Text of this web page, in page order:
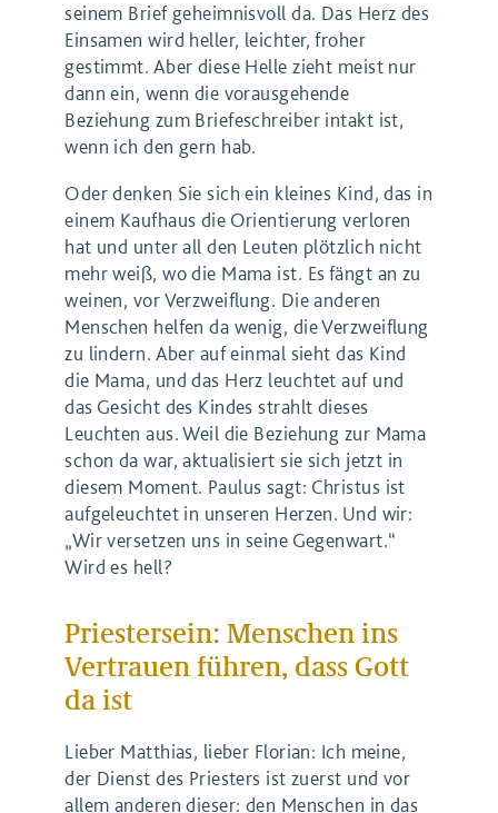
seinem Brief geheimnisvoll da. Das Herz des
Einsamen wird heller, leichter, froher
gestimmt. Aber diese Helle zieht meist nur
dann ein, wenn die vorausgehende
Beziehung zum Briefeschreiber intakt ist,
wenn ich den gern hab.
Oder denken Sie sich ein kleines Kind, das in
einem Kaufhaus die Orientierung verloren
hat und unter all den Leuten plötzlich nicht
mehr weiß, wo die Mama ist. Es fängt an zu
weinen, vor Verzweiflung. Die anderen
Menschen helfen da wenig, die Verzweiflung
zu lindern. Aber auf einmal sieht das Kind
die Mama, und das Herz leuchtet auf und
das Gesicht des Kindes strahlt dieses
Leuchten aus. Weil die Beziehung zur Mama
schon da war, aktualisiert sie sich jetzt in
diesem Moment. Paulus sagt: Christus ist
aufgeleuchtet in unseren Herzen. Und wir:
„Wir versetzen uns in seine Gegenwart.“
Wird es hell?
Priestersein: Menschen ins
Vertrauen führen, dass Gott
da ist
Lieber Matthias, lieber Florian: Ich meine,
der Dienst des Priesters ist zuerst und vor
allem anderen dieser: den Menschen in das